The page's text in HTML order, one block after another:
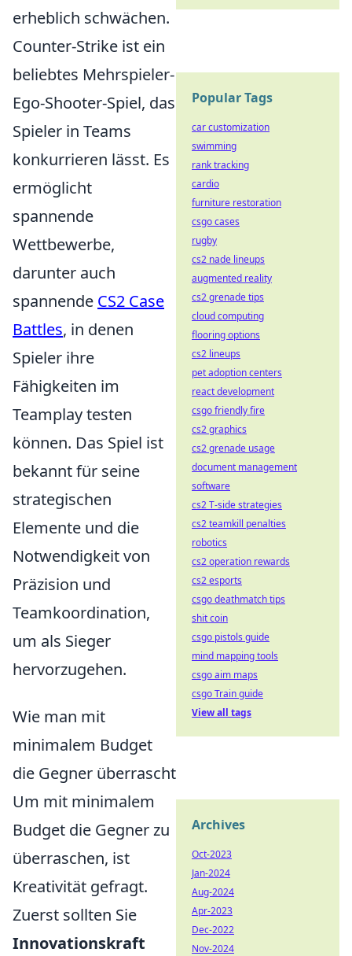
erheblich schwächen.
Counter-Strike ist ein
beliebtes Mehrspieler-
Ego-Shooter-Spiel, das
Spieler in Teams
konkurrieren lässt. Es
ermöglicht
spannende
Wettbewerbe,
darunter auch
spannende CS2 Case
Battles, in denen
Spieler ihre
Fähigkeiten im
Teamplay testen
können. Das Spiel ist
bekannt für seine
strategischen
Elemente und die
Notwendigkeit von
Präzision und
Teamkoordination,
um als Sieger
hervorzugehen.
Wie man mit
minimalem Budget
die Gegner überrascht
Um mit minimalem
Budget die Gegner zu
überraschen, ist
Kreativität gefragt.
Zuerst sollten Sie
Innovationskraft
Popular Tags
car customization
swimming
rank tracking
cardio
furniture restoration
csgo cases
rugby
cs2 nade lineups
augmented reality
cs2 grenade tips
cloud computing
flooring options
cs2 lineups
pet adoption centers
react development
csgo friendly fire
cs2 graphics
cs2 grenade usage
document management
software
cs2 T-side strategies
cs2 teamkill penalties
robotics
cs2 operation rewards
cs2 esports
csgo deathmatch tips
shit coin
csgo pistols guide
mind mapping tools
csgo aim maps
csgo Train guide
View all tags
Archives
Oct-2023
Jan-2024
Aug-2024
Apr-2023
Dec-2022
Nov-2024